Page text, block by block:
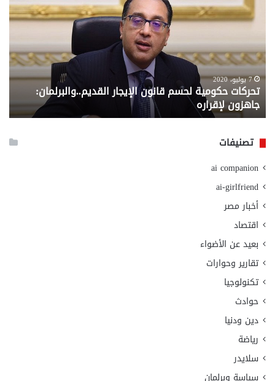
لحسم
قانون
القديم..والبرلمان:
جاهزون
لإقراره
7 يوليو، 2020
تحركات حكومية لحسم قانون الإيجار القديم..والبرلمان:
جاهزون لإقراره
..
من
تصنيفات
ai companion
ai-girlfriend
أخبار مصر
اقتصاد
بعيد عن الأضواء
تقارير وحوارات
تكنولوجيا
حوادث
دين ودنيا
رياضة
سلايدر
سياسة وبرلمان